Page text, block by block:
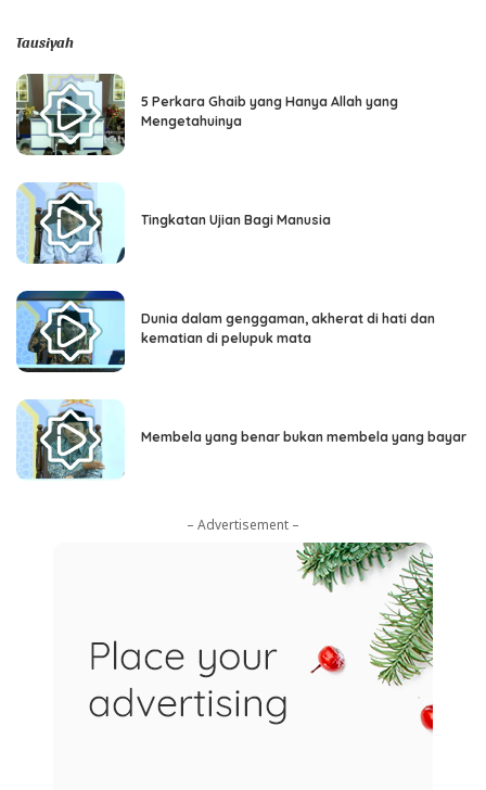
Tausiyah
5 Perkara Ghaib yang Hanya Allah yang
Mengetahuinya
Tingkatan Ujian Bagi Manusia
Dunia dalam genggaman, akherat di hati dan
kematian di pelupuk mata
Membela yang benar bukan membela yang bayar
– Advertisement –